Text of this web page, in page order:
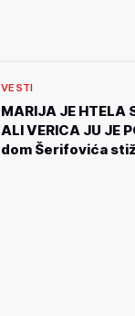
VESTI
MARIJA JE HTELA
ALI VERICA JU JE
dom Šerifovića